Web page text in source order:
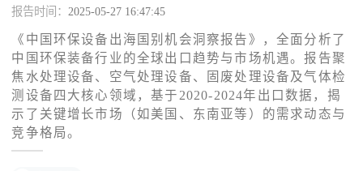
出海交流群
了解出海网
报告时间： 2025-05-27 16:47:45
《中国环保设备出海国别机会洞察报告》，全面分析了
中国环保装备行业的全球出口趋势与市场机遇。报告聚
焦水处理设备、空气处理设备、固废处理设备及气体检
测设备四大核心领域，基于2020-2024年出口数据，揭
示了关键增长市场（如美国、东南亚等）的需求动态与
竞争格局。